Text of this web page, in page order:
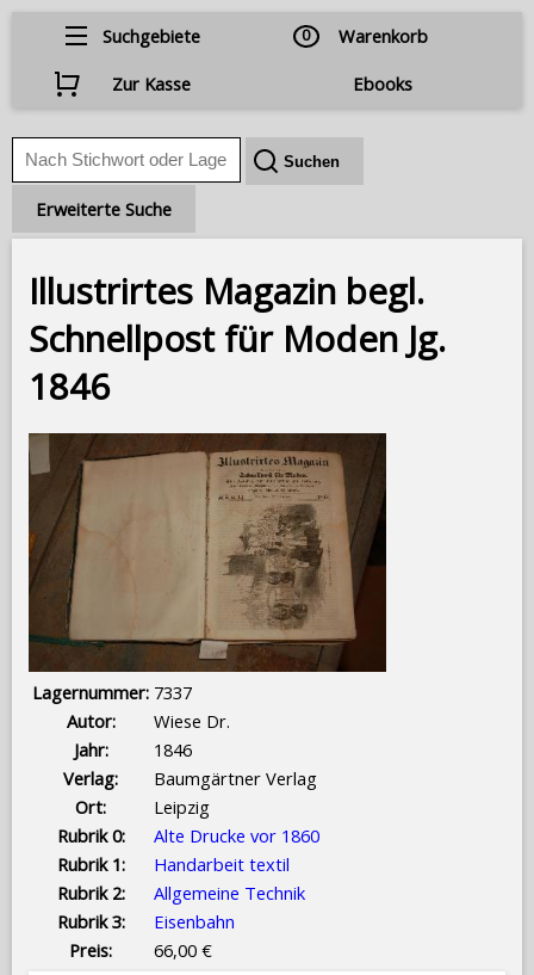
Suchgebiete 0
Warenkorb
Zur Kasse
Ebooks
Erweiterte Suche
Illustrirtes Magazin begl.
Schnellpost für Moden Jg.
1846
Lagernummer: 7337
Autor:
Wiese Dr.
Jahr:
1846
Verlag:
Baumgärtner Verlag
Ort:
Leipzig
Rubrik 0:
Alte Drucke vor 1860
Rubrik 1:
Handarbeit textil
Rubrik 2:
Allgemeine Technik
Rubrik 3:
Eisenbahn
Preis:
66,00 €